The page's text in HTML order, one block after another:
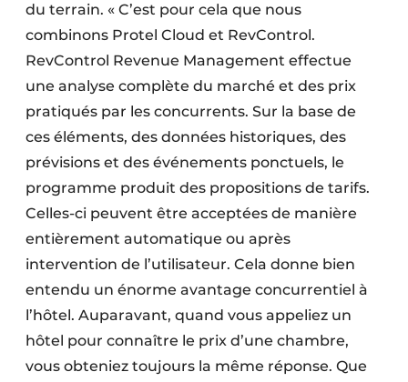
du terrain. « C’est pour cela que nous
combinons Protel Cloud et RevControl.
RevControl Revenue Management effectue
une analyse complète du marché et des prix
pratiqués par les concurrents. Sur la base de
ces éléments, des données historiques, des
prévisions et des événements ponctuels, le
programme produit des propositions de tarifs.
Celles-ci peuvent être acceptées de manière
entièrement automatique ou après
intervention de l’utilisateur. Cela donne bien
entendu un énorme avantage concurrentiel à
l’hôtel. Auparavant, quand vous appeliez un
hôtel pour connaître le prix d’une chambre,
vous obteniez toujours la même réponse. Que